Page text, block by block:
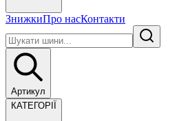
ЗнижкиПро насКонтакти
Артикул
КАТЕГОРІЇ